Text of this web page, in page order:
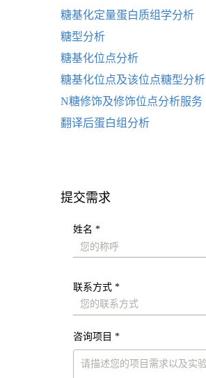
糖基化定量蛋白质组学分析
糖型分析
糖基化位点分析
糖基化位点及该位点糖型分析
N糖修饰及修饰位点分析服务
翻译后蛋白组分析
提交需求
姓名 *
联系方式 *
咨询项目 *